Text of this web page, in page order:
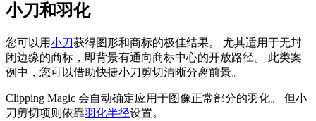
小刀和羽化
您可以用小刀获得图形和商标的极佳结果。 尤其适用于无封
闭边缘的商标，即背景有通向商标中心的开放路径。 此类案
例中，您可以借助快捷小刀剪切清晰分离前景。
Clipping Magic 会自动确定应用于图像正常部分的羽化。 但小
刀剪切项则依靠羽化半径设置。